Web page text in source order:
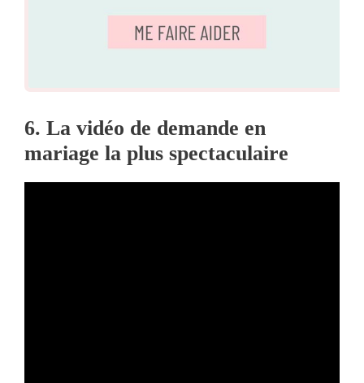
6. La vidéo de demande en
mariage la plus spectaculaire